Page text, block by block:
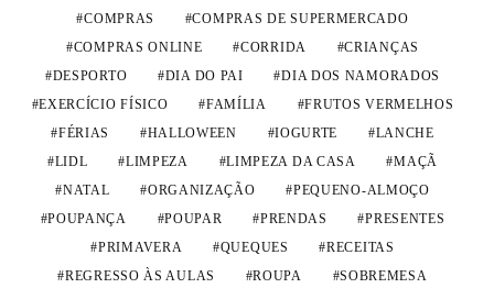
COMPRAS
COMPRAS DE SUPERMERCADO
COMPRAS ONLINE
CORRIDA
CRIANÇAS
DESPORTO
DIA DO PAI
DIA DOS NAMORADOS
EXERCÍCIO FÍSICO
FAMÍLIA
FRUTOS VERMELHOS
FÉRIAS
HALLOWEEN IOGURTE
LANCHE
LIDL
LIMPEZA LIMPEZA DA CASA
MAÇÃ
NATAL
ORGANIZAÇÃO
PEQUENO-ALMOÇO
POUPANÇA
POUPAR PRENDAS
PRESENTES
PRIMAVERA
QUEQUES
RECEITAS
REGRESSO ÀS AULAS
ROUPA SOBREMESA